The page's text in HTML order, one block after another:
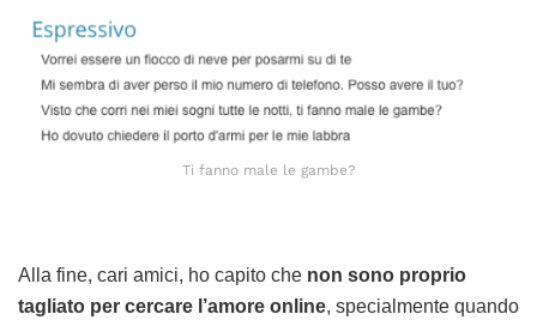
Ti fanno male le gambe?
Alla fine, cari amici, ho capito che non sono proprio
tagliato per cercare l’amore online, specialmente quando